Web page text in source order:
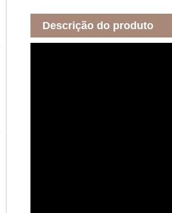
Descrição do produto